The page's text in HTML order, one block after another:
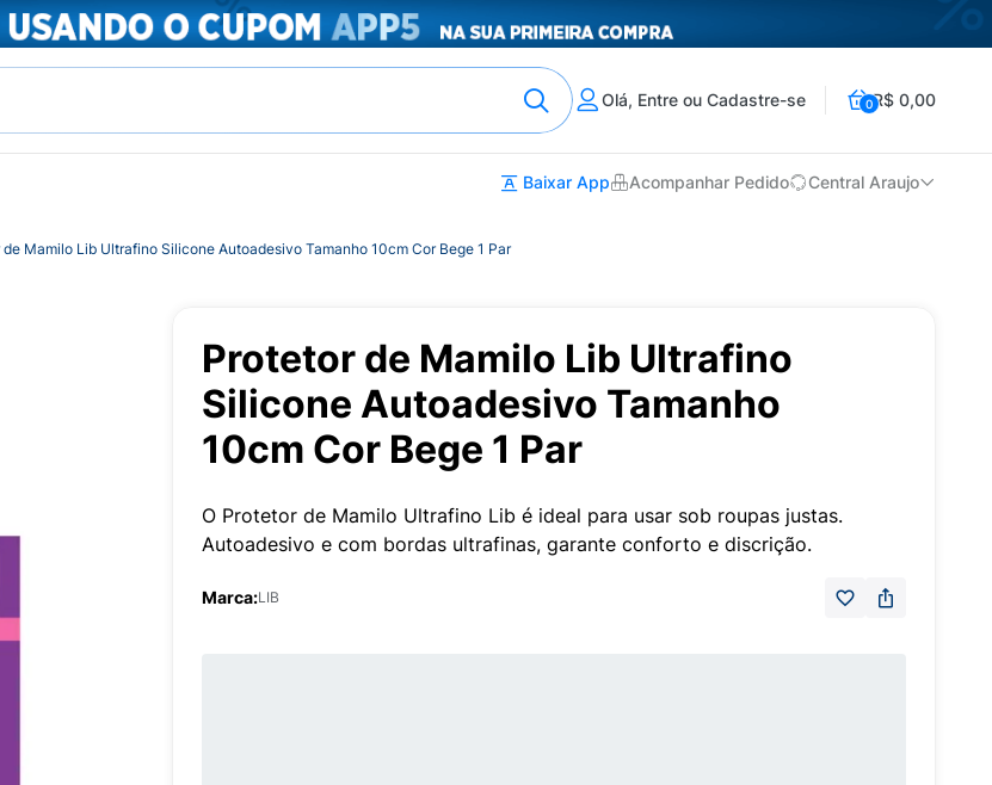
Olá, Entre ou Cadastre-se 0R$ 0,00
Baixar App Acompanhar Pedido Central Araujo
de Mamilo Lib Ultrafino Silicone Autoadesivo Tamanho 10cm Cor Bege 1 Par
Protetor de Mamilo Lib Ultrafino
Silicone Autoadesivo Tamanho
10cm Cor Bege 1 Par
O Protetor de Mamilo Ultrafino Lib é ideal para usar sob roupas justas.
Autoadesivo e com bordas ultrafinas, garante conforto e discrição.
Marca:LIB